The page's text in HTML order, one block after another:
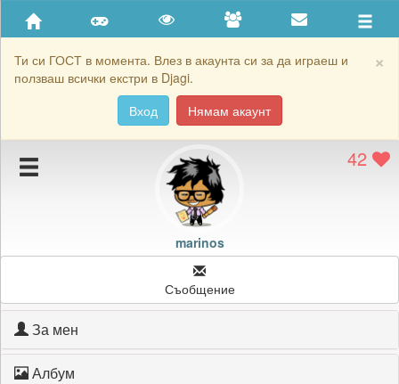
×
Ти си ГОСТ в момента. Влез в акаунта си за да играеш и
ползваш всички екстри в Djagi.
Вход
Нямам акаунт
Приятели
Хронология на игри
Подаръците на marinos 42
marinos
Съобщение
За мен
Албум